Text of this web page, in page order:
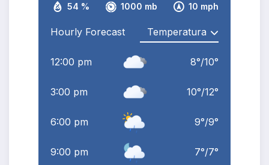
54 % 1000 mb 10 mph
Hourly Forecast
12:00 pm 8°/10°
3:00 pm 10°/12°
6:00 pm 9°/9°
9:00 pm 7°/7°